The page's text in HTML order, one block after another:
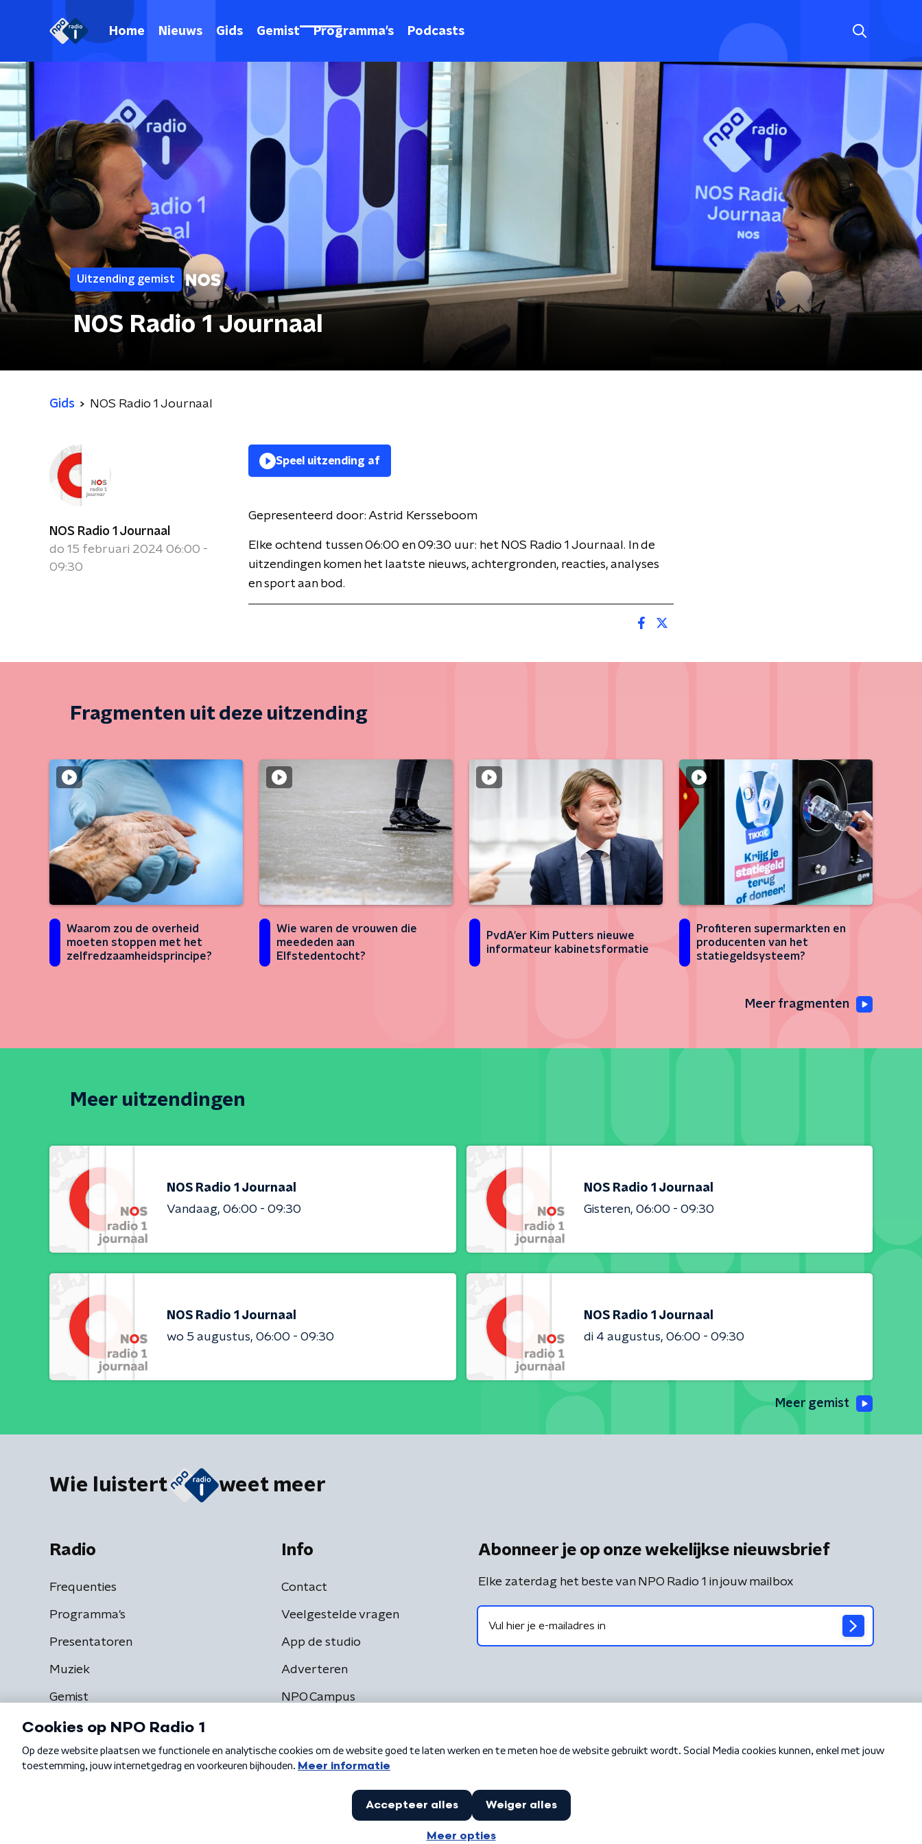
Home Nieuws Gids Gemist Programma's Podcasts
Uitzending gemist
NOS Radio 1 Journaal
Gids NOS Radio 1 Journaal
NOS Radio 1 Journaal
do 15 februari 2024 06:00 -
09:30
Speel uitzending af
Gepresenteerd door: Astrid Kersseboom
Elke ochtend tussen 06:00 en 09:30 uur: het NOS Radio 1 Journaal. In de
uitzendingen komen het laatste nieuws, achtergronden, reacties, analyses
en sport aan bod.
Fragmenten uit deze uitzending
Waarom zou de overheid
moeten stoppen met het
zelfredzaamheidsprincipe?
Wie waren de vrouwen die
meededen aan
Elfstedentocht?
PvdA'er Kim Putters nieuwe
informateur kabinetsformatie
Profiteren supermarkten en
producenten van het
statiegeldsysteem?
Meer fragmenten
Meer uitzendingen
NOS Radio 1 Journaal
Vandaag 06:00 - 09:30
NOS Radio 1 Journaal
Gisteren 06:00 - 09:30
NOS Radio 1 Journaal
wo 5 augustus 06:00 - 09:30
NOS Radio 1 Journaal
di 4 augustus 06:00 - 09:30
Meer gemist
Wie luistert weet meer
Radio
Frequenties
Programma's
Presentatoren
Muziek
Gemist
Info
Contact
Veelgestelde vragen
App de studio
Adverteren
NPO Campus
Abonneer je op onze wekelijkse nieuwsbrief
Elke zaterdag het beste van NPO Radio 1 in jouw mailbox
Algemene voorwaarden Privacybeleid